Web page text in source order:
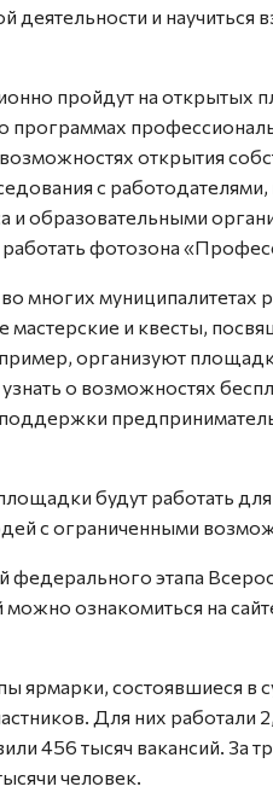
деятельности и научиться
пройдут на открытых
программах
открытия
с
образовательными
фотозона
многих муниципалитетах
мастерские и квесты,
организуют
о возможностях
будут работать
с ограниченными
этапа
ознакомиться на
ярмарки, состоявшиеся в
Для них работали
456 тысяч вакансий. За
человек.